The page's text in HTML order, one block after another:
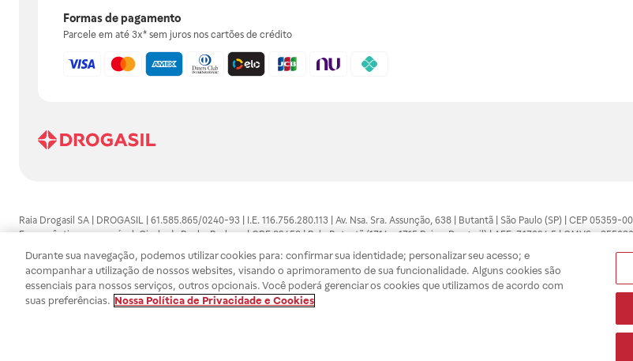
Formas de pagamento
Parcele em até 3x* sem juros nos cartões de crédito
Raia Drogasil SA | DROGASIL | 61.585.865/0240-93 | I.E. 116.756.280.113 | Av. Nsa. Sra. Assunção, 638 | Butantã | São Paulo (SP) | CEP 05359-
Farmacêutico responsável: Gisele da Penha Barbosa | CRF 89453 | Polo Butantã (1714 e 1715 Raia e Drogasil) | AFE: 7.17094.5 | CMVS -
automedicação e não substituem, em hipótese alguma, as orientações dadas pelo profissional da área médica. Somente o médico está
persistirem os sintomas, um médico deverá ser consultado. Os preços e promoções divulgados no site são válidos apenas para compras
SA trabalha com as tecnologias mais avançadas de proteção de dados, para que você possa realizar suas compras com tranquilidade. A
efetuados estão sujeitos à confirmação da disponibilidade de produto em nosso estoque.
Durante sua navegação, podemos utilizar cookies para: confirmar sua identidade; personalizar seu acesso; e
acompanhar a utilização de nossos websites, visando o aprimoramento de sua funcionalidade. Alguns cookies são
essenciais para nossos serviços, outros opcionais. Você poderá gerenciar os cookies que utilizamos de acordo com
suas preferências. Nossa Política de Privacidade e Cookies